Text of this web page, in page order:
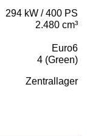
294 kW / 400 PS
2.480 cm³
Euro6
4 (Green)
Zentrallager